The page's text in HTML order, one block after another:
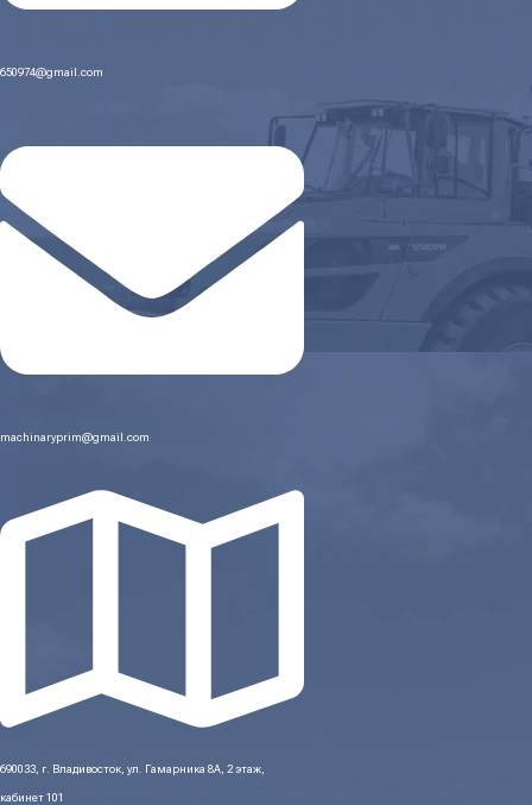
650974@gmail.com
machinaryprim@gmail.com
690033, г. Владивосток, ул. Гамарника 8А, 2 этаж,
кабинет 101